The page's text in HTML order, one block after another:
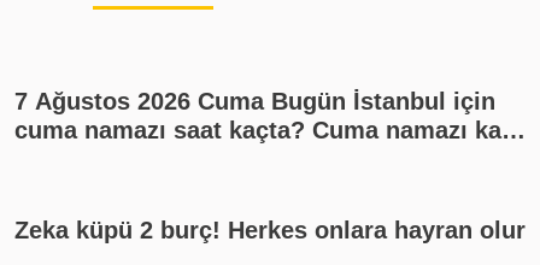
7 Ağustos 2026 Cuma Bugün İstanbul için
cuma namazı saat kaçta? Cuma namazı kaç
Zeka küpü 2 burç! Herkes onlara hayran olur